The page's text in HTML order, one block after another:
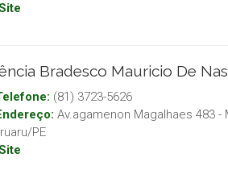
Bradesco Mauricio De
(81) 3723-5626
Av.agamenon Magalhaes 483 -
/PE